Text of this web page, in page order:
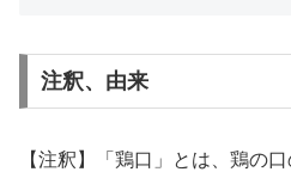
注釈、由来
【注釈】「鶏口」とは、鶏の